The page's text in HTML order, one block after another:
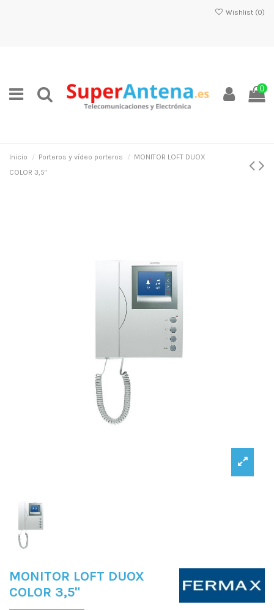
Wishlist (0)
0
Inicio Porteros y vídeo porteros
MONITOR LOFT DUOX
COLOR 3,5"
MONITOR LOFT DUOX
COLOR 3,5"